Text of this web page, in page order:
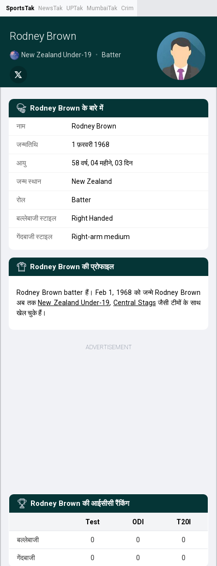
SportsTak NewsTak UPTak MumbaiTak CrimeTak
Rodney Brown
New Zealand Under-19 • Batter
Rodney Brown के बारे में
नाम Rodney Brown
जन्मतिथि 1 फ़रवरी 1968
आयु 58 वर्ष, 04 महीने, 03 दिन
जन्म स्थान New Zealand
रोल Batter
बल्लेबाजी स्टाइल Right Handed
गेंदबाजी स्टाइल Right-arm medium
Rodney Brown की प्रोफाइल
Rodney Brown batter हैं। Feb 1, 1968 को जन्मे Rodney Brown
अब तक New Zealand Under-19,Central Stags जैसी टीमों के साथ
खेल चुके हैं।
Rodney Brown की आईसीसी रैंकिंग
Test ODI T20I
बल्लेबाजी 0 0 0
गेंदबाजी 0 0 0